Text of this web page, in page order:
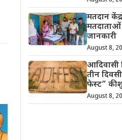
मतदान
मतदाताओं
जानकारी
August 8,
आदिवासी
तीन
फेस्ट”
August 8,